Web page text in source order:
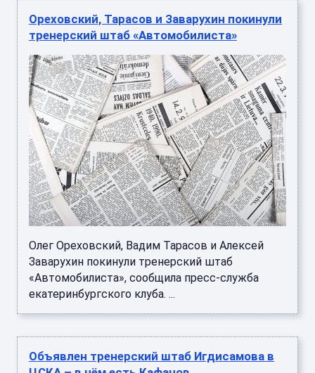
Ореховский, Тарасов и Заварухин покинули
тренерский штаб «Автомобилиста»
Олег Ореховский, Вадим Тарасов и Алексей
Заварухин покинули тренерский штаб
«Автомобилиста», сообщила пресс-служба
екатеринбургского клуба. ...
Объявлен тренерский штаб Игдисамова в